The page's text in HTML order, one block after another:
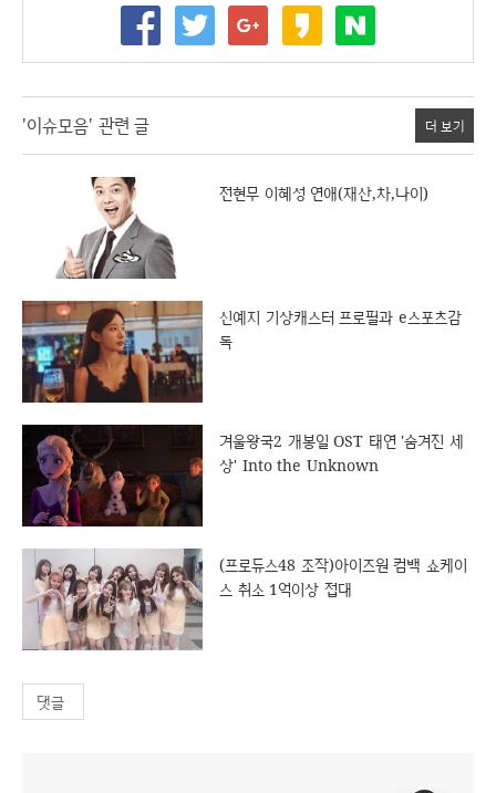
'이슈모음' 관련 글 더 보기
전현무 이혜성 연애(재산,차,나이)
신예지 기상캐스터 프로필과 e스포츠감
독
겨울왕국2 개봉일 OST 태연 '숨겨진 세
상' Into the Unknown
(프로듀스48 조작)아이즈원 컴백 쇼케이
스 취소 1억이상 접대
댓글